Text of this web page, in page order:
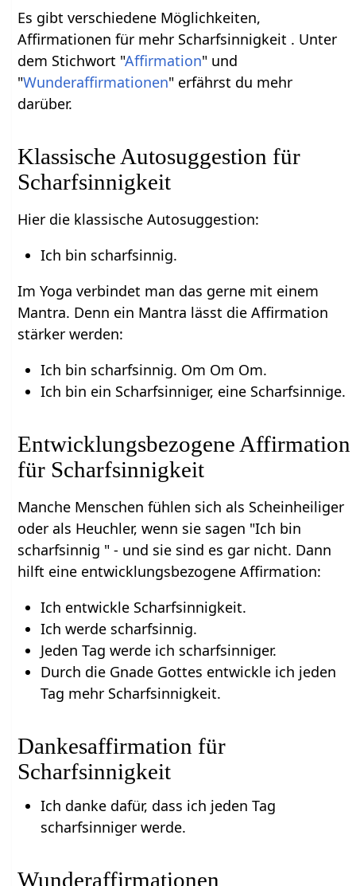
Es gibt verschiedene Möglichkeiten,
Affirmationen für mehr Scharfsinnigkeit . Unter
dem Stichwort "Affirmation" und
"Wunderaffirmationen" erfährst du mehr
darüber.
Klassische Autosuggestion für
Scharfsinnigkeit
Hier die klassische Autosuggestion:
Ich bin scharfsinnig.
Im Yoga verbindet man das gerne mit einem
Mantra. Denn ein Mantra lässt die Affirmation
stärker werden:
Ich bin scharfsinnig. Om Om Om.
Ich bin ein Scharfsinniger, eine Scharfsinnige.
Entwicklungsbezogene Affirmation
für Scharfsinnigkeit
Manche Menschen fühlen sich als Scheinheiliger
oder als Heuchler, wenn sie sagen "Ich bin
scharfsinnig " - und sie sind es gar nicht. Dann
hilft eine entwicklungsbezogene Affirmation:
Ich entwickle Scharfsinnigkeit.
Ich werde scharfsinnig.
Jeden Tag werde ich scharfsinniger.
Durch die Gnade Gottes entwickle ich jeden
Tag mehr Scharfsinnigkeit.
Dankesaffirmation für
Scharfsinnigkeit
Ich danke dafür, dass ich jeden Tag
scharfsinniger werde.
Wunderaffirmationen